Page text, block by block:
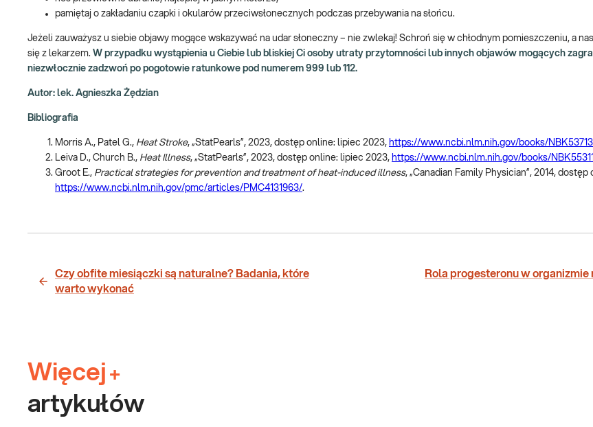
pamiętaj o zakładaniu czapki i okularów przeciwsłonecznych podczas przebywania na słońcu.
Jeżeli zauważysz u siebie objawy mogące wskazywać na udar słoneczny – nie zwlekaj! Schroń się w chłodnym pomieszczeniu, a
się z lekarzem. W przypadku wystąpienia u Ciebie lub bliskiej Ci osoby utraty przytomności lub innych objawów mogących
niezwłocznie zadzwoń po pogotowie ratunkowe pod numerem 999 lub 112.
Autor: lek. Agnieszka Żędzian
Bibliografia
Morris A., Patel G., Heat Stroke, „StatPearls”, 2023, dostęp online: lipiec 2023, https://www.ncbi.nlm.nih.gov/books/
Leiva D., Church B., Heat Illness, „StatPearls”, 2023, dostęp online: lipiec 2023, https://www.ncbi.nlm.nih.gov/books/
Groot E., Practical strategies for prevention and treatment of heat-induced illness, „Canadian Family Physician”, 2014,
https://www.ncbi.nlm.nih.gov/pmc/articles/PMC4131963/.
Czy obfite miesiączki są naturalne? Badania, które
warto wykonać
Rola progesteronu w organizmie
Więcej +
artykułów